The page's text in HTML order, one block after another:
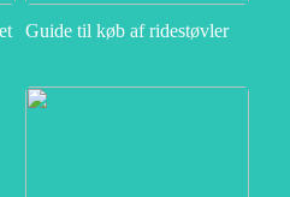
Guide til køb af ridestøvler